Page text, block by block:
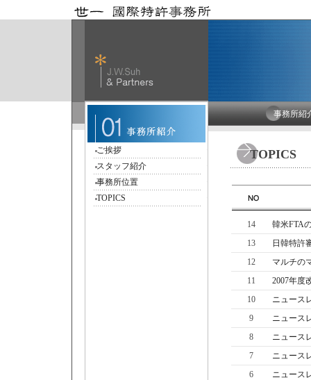
ご挨拶
スタッフ紹介
事務所位置
TOPICS
事務所紹
TOPICS
14
韓米FTA
13
日韓特許
12
マルチの
11
2007年度
10
ニュース
9
ニュース
8
ニュース
7
ニュース
6
ニュース